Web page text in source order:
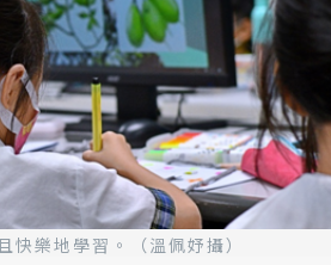
快樂地學習。（溫佩妤攝）